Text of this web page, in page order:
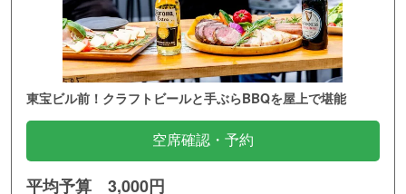
東宝ビル前！クラフトビールと手ぶらBBQを屋上で堪能
空席確認・予約
平均予算 3,000円